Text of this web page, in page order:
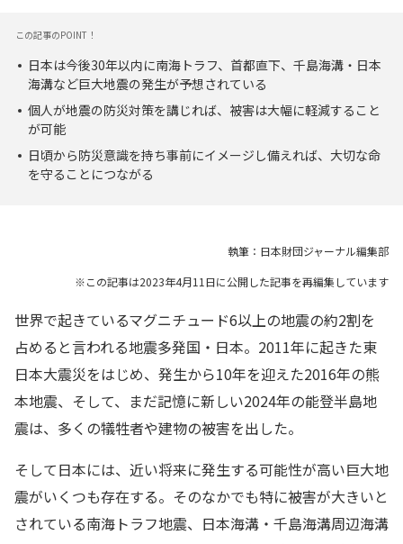
この記事のPOINT！
日本は今後30年以内に南海トラフ、首都直下、千島海溝・日本
海溝など巨大地震の発生が予想されている
個人が地震の防災対策を講じれば、被害は大幅に軽減すること
が可能
日頃から防災意識を持ち事前にイメージし備えれば、大切な命
を守ることにつながる
執筆：日本財団ジャーナル編集部
※この記事は2023年4月11日に公開した記事を再編集しています
世界で起きているマグニチュード6以上の地震の約2割を
占めると言われる地震多発国・日本。2011年に起きた東
日本大震災をはじめ、発生から10年を迎えた2016年の熊
本地震、そして、まだ記憶に新しい2024年の能登半島地
震は、多くの犠牲者や建物の被害を出した。
そして日本には、近い将来に発生する可能性が高い巨大地
震がいくつも存在する。そのなかでも特に被害が大きいと
されている南海トラフ地震、日本海溝・千島海溝周辺海溝